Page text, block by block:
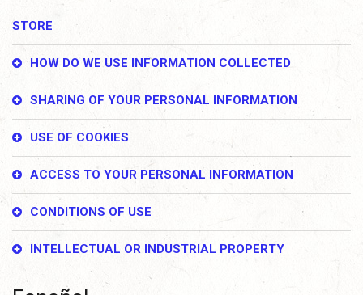
STORE
HOW DO WE USE INFORMATION COLLECTED
SHARING OF YOUR PERSONAL INFORMATION
USE OF COOKIES
ACCESS TO YOUR PERSONAL INFORMATION
CONDITIONS OF USE
INTELLECTUAL OR INDUSTRIAL PROPERTY